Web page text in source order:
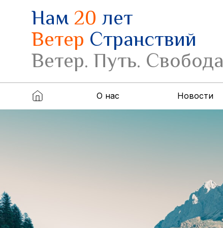
Нам20лет
Ветер Странствий
Ветер. Путь. Свобода
О нас Новости